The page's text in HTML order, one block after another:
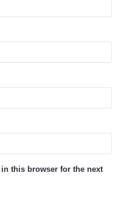
this browser for the next